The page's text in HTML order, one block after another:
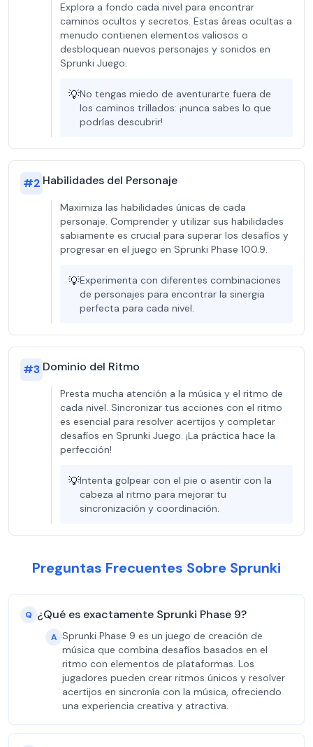
Explora a fondo cada nivel para encontrar
caminos ocultos y secretos. Estas áreas ocultas a
menudo contienen elementos valiosos o
desbloquean nuevos personajes y sonidos en
Sprunki Juego.
💡No tengas miedo de aventurarte fuera de
los caminos trillados: ¡nunca sabes lo que
podrías descubrir!
#2 Habilidades del Personaje
Maximiza las habilidades únicas de cada
personaje. Comprender y utilizar sus habilidades
sabiamente es crucial para superar los desafíos y
progresar en el juego en Sprunki Phase 100.9.
💡Experimenta con diferentes combinaciones
de personajes para encontrar la sinergia
perfecta para cada nivel.
#3 Dominio del Ritmo
Presta mucha atención a la música y el ritmo de
cada nivel. Sincronizar tus acciones con el ritmo
es esencial para resolver acertijos y completar
desafíos en Sprunki Juego. ¡La práctica hace la
perfección!
💡Intenta golpear con el pie o asentir con la
cabeza al ritmo para mejorar tu
sincronización y coordinación.
Preguntas Frecuentes Sobre Sprunki
Q ¿Qué es exactamente Sprunki Phase 9?
A Sprunki Phase 9 es un juego de creación de
música que combina desafíos basados en el
ritmo con elementos de plataformas. Los
jugadores pueden crear ritmos únicos y resolver
acertijos en sincronía con la música, ofreciendo
una experiencia creativa y atractiva.